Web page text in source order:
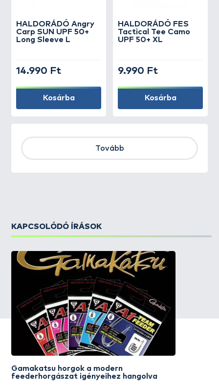
HALDORÁDÓ Angry
Carp SUN UPF 50+
Long Sleeve L
14.990 Ft
Kosárba
HALDORÁDÓ FES
Tactical Tee Camo
UPF 50+ XL
9.990 Ft
Kosárba
Tovább
KAPCSOLÓDÓ ÍRÁSOK
Gamakatsu horgok a modern
feederhorgászat igényeihez hangolva